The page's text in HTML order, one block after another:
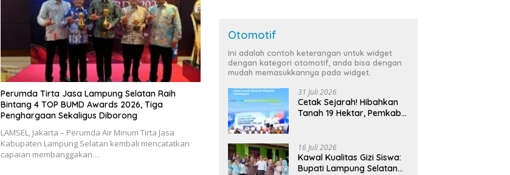
Perumda Tirta Jasa Lampung Selatan Raih
Bintang 4 TOP BUMD Awards 2026, Tiga
Penghargaan Sekaligus Diborong
LAMSEL, Jakarta – Perumda Air Minum Tirta Jasa
Kabupaten Lampung Selatan kembali mencatatkan
capaian membanggakan…
Otomotif
Ini adalah contoh keterangan untuk widget
dengan kategori otomotif, anda bisa dengan
mudah memasukkannya pada widget.
31 Juli 2026
Cetak Sejarah! Hibahkan
Tanah 19 Hektar, Pemkab
Terintegrasi Pertama di
Lampung
16 Juli 2026
Kawal Kualitas Gizi Siswa:
Bupati Lampung Selatan